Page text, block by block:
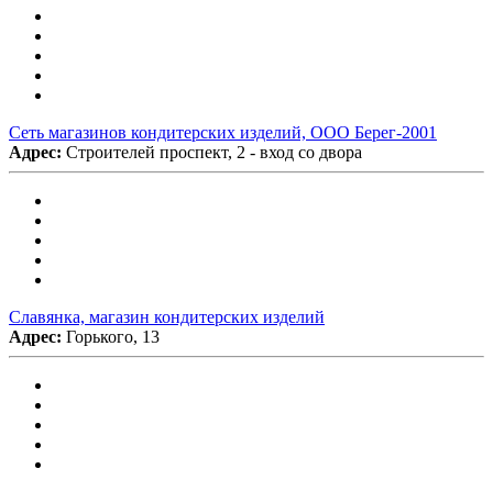
Сеть магазинов кондитерских изделий, ООО Берег-2001
Адрес: Строителей проспект, 2 - вход со двора
Славянка, магазин кондитерских изделий
Адрес: Горького, 13